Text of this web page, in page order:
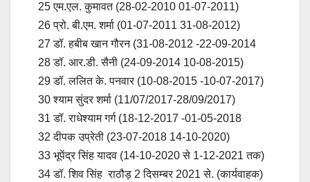
25 एम.एल. कुमावत (28-02-2010 01-07-2011)
26 प्रो. बी.एम. शर्मा (01-07-2011 31-08-2012)
27 डॉ. हबीब खान गौरन (31-08-2012 -22-09-2014
28 डॉ. आर.डी. सैनी (24-09-2014 10-08-2015)
29 डॉ. ललित के. पनवार (10-08-2015 -10-07-2017)
30 श्याम सुंदर शर्मा (11/07/2017-28/09/2017)
31 डॉ. राधेश्याम गर्ग (18-12-2017 -01-05-2018
32 दीपक उप्रेती (23-07-2018 14-10-2020)
33 भूपेंद्र सिंह यादव (14-10-2020 से 1-12-2021 तक)
34 डॉ. शिव सिंह राठौड़ 2 दिसम्बर 2021 से. (कार्यवाहक)